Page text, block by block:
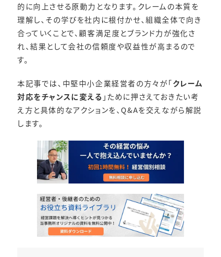
的に向上させる原動力となります。クレームの本質を
理解し、その学びを社内に根付かせ、組織全体で向き
合っていくことで、顧客満足度とブランド力が強化さ
れ、結果として会社の信頼度や収益性が高まるので
す。
本記事では、中堅中小企業経営者の方々が「クレーム
対応をチャンスに変える 」ために押さえておきたい考
え方と具体的なアクションを、Q&Aを交えながら解説
します。